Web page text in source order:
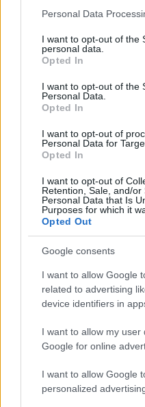
Please note that this
not limited to your visit or
grant or deny consent to
use your data for below
consent section.
Personal Data
I want to opt-out of the
personal data.
Opted In
I want to opt-out of the
Personal Data.
Opted In
I want to opt-out of
Personal Data for
Opted In
I want to opt-out of
Retention, Sale, and/or
Personal Data that Is
Purposes for which it
Opted Out
Google consents
I want to allow Google
related to advertising
device identifiers in
I want to allow my user
Google for online
I want to allow Google
personalized
Χασάμπης: Από
Το πολωμένο
φωτιές σε Αττική
χρόνων»
Πιο
Μητσοτάκης
για την
Κύπρου:
είσοδος της
Canadair 515: Οι
κατασκευή του
φωτιάς
Αυγερινός,
πρώην στελέχη
αποχωρήσαμε
«συγκεντρωτικό
Κρανίου τόπος
καταστροφικό
Οδηγός στη
Hermès και